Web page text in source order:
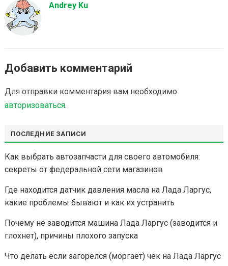
Andrey Ku
Добавить комментарий
Для отправки комментария вам необходимо
авторизоваться.
ПОСЛЕДНИЕ ЗАПИСИ
Как выбрать автозапчасти для своего автомобиля:
секреты от федеральной сети магазинов
Где находится датчик давления масла на Лада Ларгус,
какие проблемы бывают и как их устранить
Почему не заводится машина Лада Ларгус (заводится и
глохнет), причины плохого запуска
Что делать если загорелся (моргает) чек на Лада Ларгус